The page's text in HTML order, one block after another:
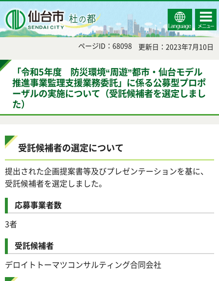
Select
Language
コンテ
ンツメ
ニュー
ページID：68098 更新日：2023年7月10日
「令和5年度 防災環境“周遊”都市・仙台モデル
推進事業監理支援業務委託」に係る公募型プロポ
ーザルの実施について（受託候補者を選定しまし
た）
受託候補者の選定について
提出された企画提案書等及びプレゼンテーションを基に、
受託候補者を選定しました。
応募事業者数
3者
受託候補者
デロイトトーマツコンサルティング合同会社